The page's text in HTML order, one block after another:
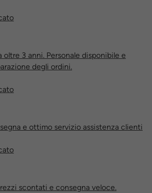
3 anni. Personale disponibile e
degli ordini.
e ottimo servizio assistenza clienti
scontati e consegna veloce.